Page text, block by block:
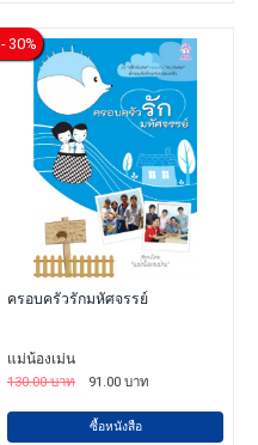
- 30%
ครอบครัวรักมหัศจรรย์
แม่น้องเม่น
130.00 บาท
91.00 บาท
ซื้อหนังสือ